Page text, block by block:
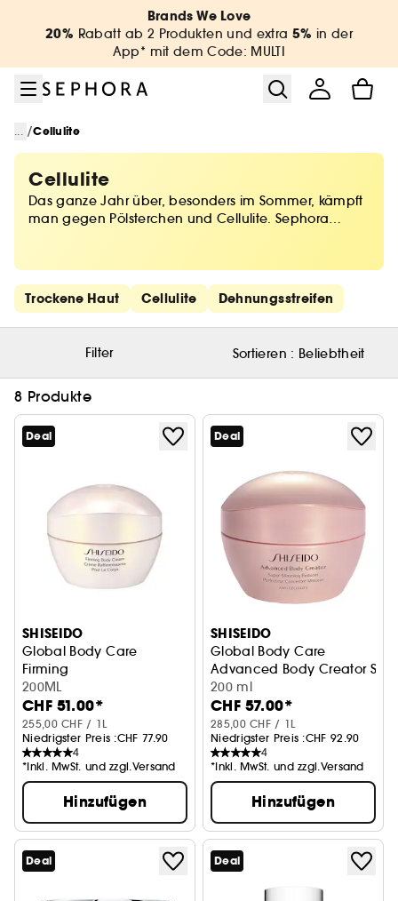
Brands We Love
20% Rabatt ab 2 Produkten und extra 5% in der
App* mit dem Code: MULTI
... /Cellulite
Cellulite
Das ganze Jahr über, besonders im Sommer, kämpft
man gegen Pölsterchen und Cellulite. Sephora
Pflege und wirkungsvolle straffende Creme hilft Dir,
Dich in Deinem Körper wohlzufühlen, indem sie Deine
Haut strafft, sanft pflegt und die Durchblutung
anregt.
Schnelllinks überspringen
Trockene Haut Cellulite Dehnungsstreifen
Filter Sortieren : Beliebtheit
8 Produkte
Deal
SHISEIDO
Global Body Care
Firming
Körpercreme
200ML
CHF 51.00*
255,00 CHF / 1L
Niedrigster Preis :CHF 77.90
4
*Inkl. MwSt. und zzgl.Versand
Hinzufügen
Deal
SHISEIDO
Global Body Care
Advanced Body Creator
200 ml
CHF 57.00*
285,00 CHF / 1L
Niedrigster Preis :CHF 92.90
4
*Inkl. MwSt. und zzgl.Versand
Hinzufügen
Deal Deal